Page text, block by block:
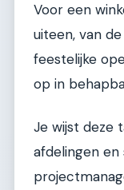
Voor een
uiteen, van
feestelijke
op in
Je wijst deze
afdelingen en